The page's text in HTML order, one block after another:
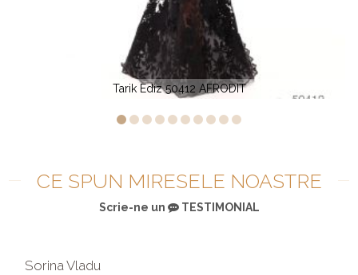
Tarik Ediz 50412 AFRODIT
CE SPUN MIRESELE NOASTRE
Scrie-ne un TESTIMONIAL
Sorina Vladu